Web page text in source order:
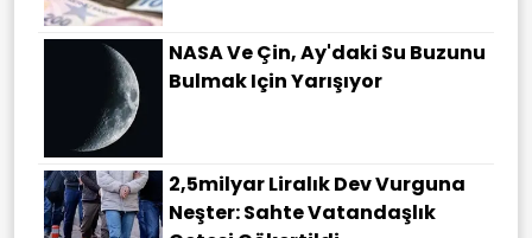
NASA Ve Çin, Ay'daki Su Buzunu
Bulmak Için Yarışıyor
2,5milyar Liralık Dev Vurguna
Neşter: Sahte Vatandaşlık